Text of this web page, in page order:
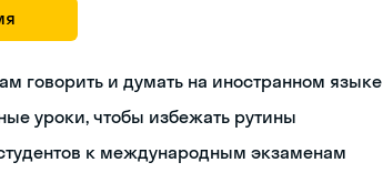
говорить и думать на иностранном языке
уроки, чтобы избежать рутины
к международным экзаменам